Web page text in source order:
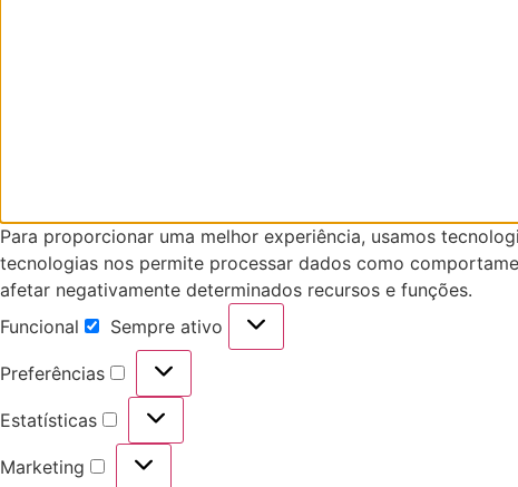
Para proporcionar uma melhor experiência, usamos
tecnologias nos permite processar dados como
afetar negativamente determinados recursos e funções.
Funcional
Funcional
Sempre ativo
Preferências
Preferências
Estatísticas
Estatísticas
Marketing
Marketing